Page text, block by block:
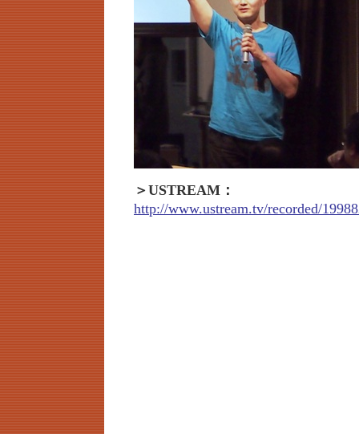
＞USTREAM：
http://www.ustream.tv/recorded/